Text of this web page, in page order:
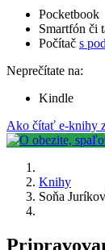
Pocketbook
Smartfón či
Počítač s
Neprečítate na:
Kindle
Ako čítať e-knihy
Knihy
Soňa